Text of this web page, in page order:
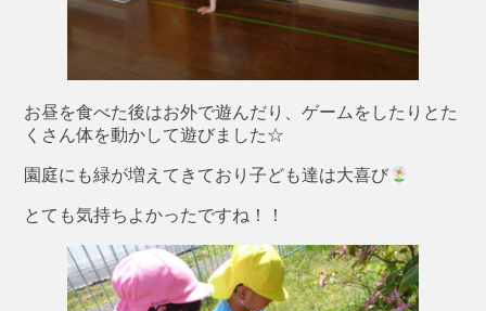
お昼を食べた後はお外で遊んだり、ゲームをしたりとた
くさん体を動かして遊びました☆
園庭にも緑が増えてきており子ども達は大喜び
とても気持ちよかったですね！！